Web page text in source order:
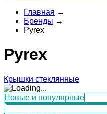
Главная →
Бренды →
Pyrex
Pyrex
Крышки стеклянные
Новые и популярные